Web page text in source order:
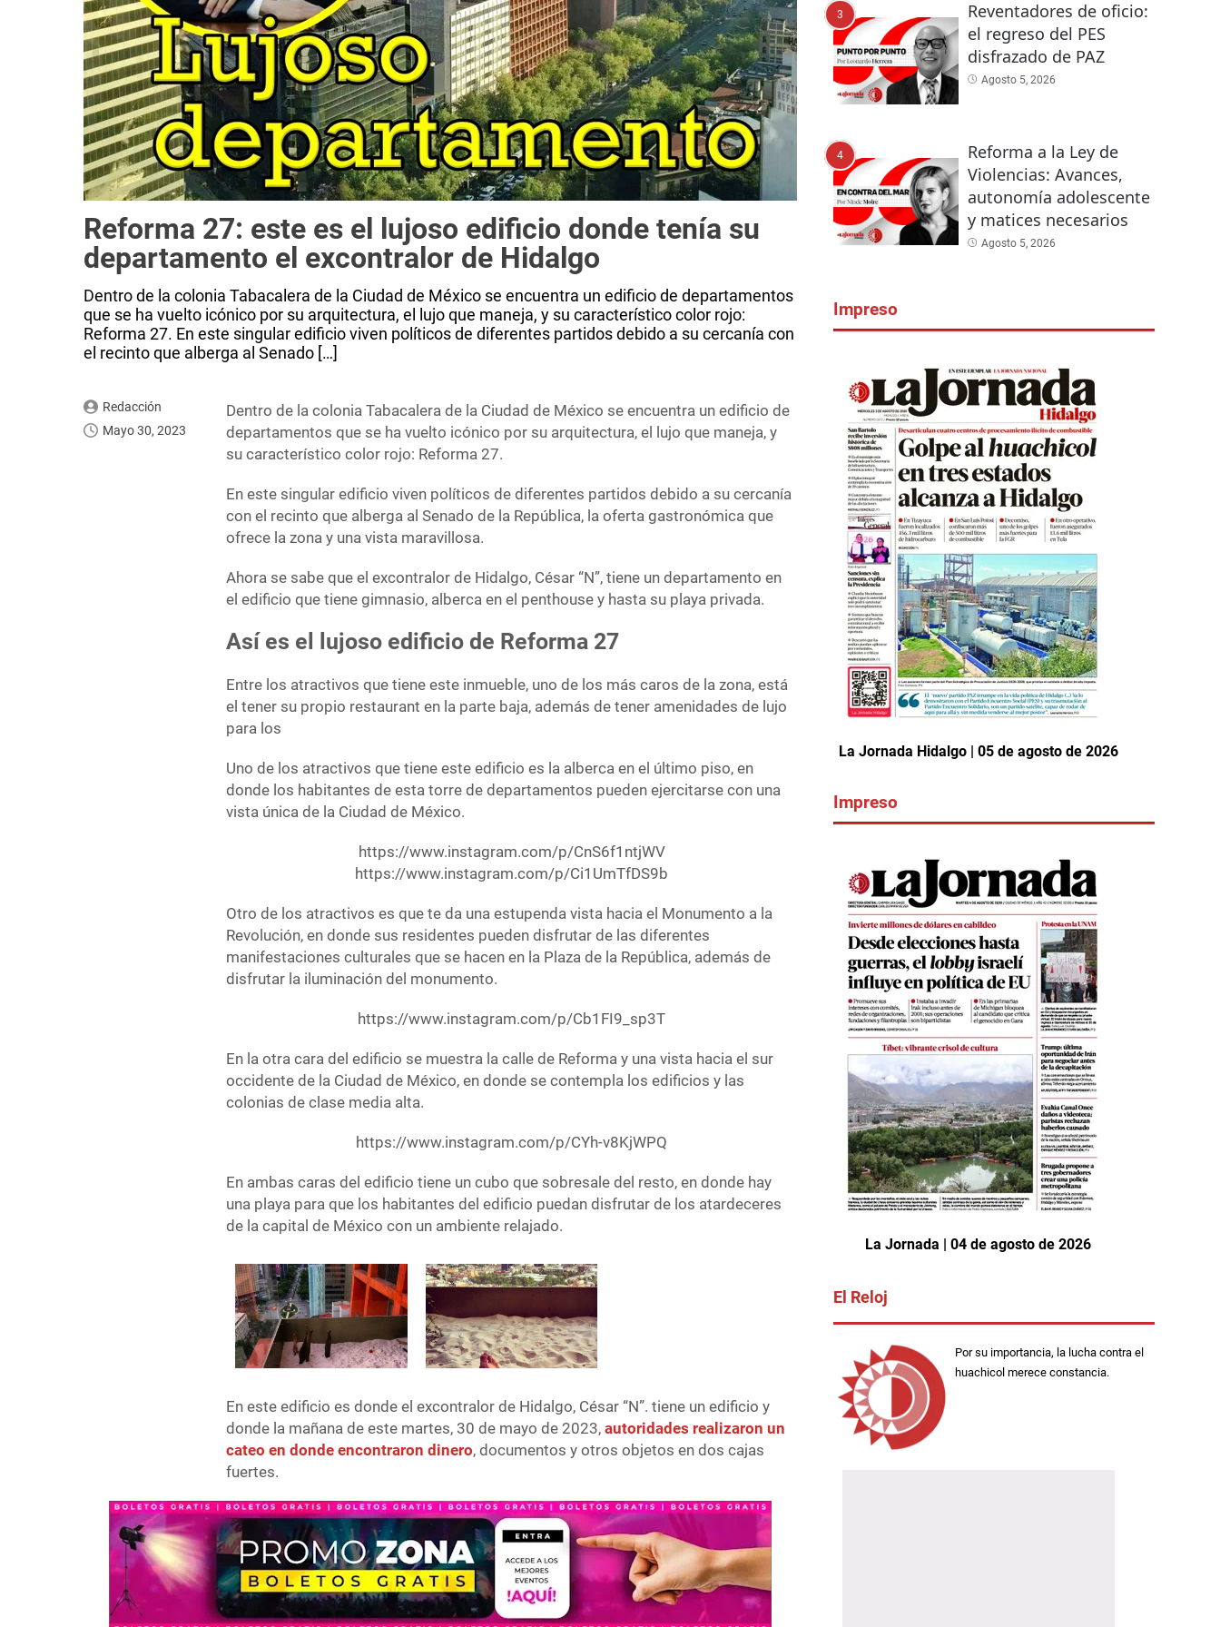
Reforma 27: este es el lujoso edificio donde tenía su
departamento el excontralor de Hidalgo
Dentro de la colonia Tabacalera de la Ciudad de México se encuentra un edificio de departamentos
que se ha vuelto icónico por su arquitectura, el lujo que maneja, y su característico color rojo:
Reforma 27. En este singular edificio viven políticos de diferentes partidos debido a su cercanía con
el recinto que alberga al Senado […]
Redacción
Mayo 30, 2023
Dentro de la colonia Tabacalera de la Ciudad de México se encuentra un edificio de
departamentos que se ha vuelto icónico por su arquitectura, el lujo que maneja, y
su característico color rojo: Reforma 27.
En este singular edificio viven políticos de diferentes partidos debido a su cercanía
con el recinto que alberga al Senado de la República, la oferta gastronómica que
ofrece la zona y una vista maravillosa.
Ahora se sabe que el excontralor de Hidalgo, César “N”, tiene un departamento en
el edificio que tiene gimnasio, alberca en el penthouse y hasta su playa privada.
Así es el lujoso edificio de Reforma 27
Entre los atractivos que tiene este inmueble, uno de los más caros de la zona, está
el tener su propio restaurant en la parte baja, además de tener amenidades de lujo
para los
Uno de los atractivos que tiene este edificio es la alberca en el último piso, en
donde los habitantes de esta torre de departamentos pueden ejercitarse con una
vista única de la Ciudad de México.
https://www.instagram.com/p/CnS6f1ntjWV
https://www.instagram.com/p/Ci1UmTfDS9b
Otro de los atractivos es que te da una estupenda vista hacia el Monumento a la
Revolución, en donde sus residentes pueden disfrutar de las diferentes
manifestaciones culturales que se hacen en la Plaza de la República, además de
disfrutar la iluminación del monumento.
https://www.instagram.com/p/Cb1FI9_sp3T
En la otra cara del edificio se muestra la calle de Reforma y una vista hacia el sur
occidente de la Ciudad de México, en donde se contempla los edificios y las
colonias de clase media alta.
https://www.instagram.com/p/CYh-v8KjWPQ
En ambas caras del edificio tiene un cubo que sobresale del resto, en donde hay
una playa para que los habitantes del edificio puedan disfrutar de los atardeceres
de la capital de México con un ambiente relajado.
En este edificio es donde el excontralor de Hidalgo, César “N”. tiene un edificio y
donde la mañana de este martes, 30 de mayo de 2023,autoridades realizaron un
cateo en donde encontraron dinero, documentos y otros objetos en dos cajas
fuertes.
3
Reventadores de oficio:
el regreso del PES
disfrazado de PAZ
Agosto 5, 2026
4
Reforma a la Ley de
Violencias: Avances,
autonomía adolescente
y matices necesarios
Agosto 5, 2026
Impreso
La Jornada Hidalgo | 05 de agosto de 2026
Impreso
La Jornada | 04 de agosto de 2026
El Reloj
Por su importancia, la lucha contra el
huachicol merece constancia.